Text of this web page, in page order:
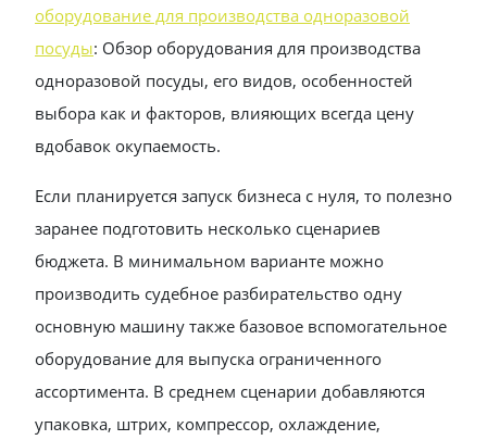
оборудование для производства одноразовой
посуды: Обзор оборудования для производства
одноразовой посуды, его видов, особенностей
выбора как и факторов, влияющих всегда цену
вдобавок окупаемость.
Если планируется запуск бизнеса с нуля, то полезно
заранее подготовить несколько сценариев
бюджета. В минимальном варианте можно
производить судебное разбирательство одну
основную машину также базовое вспомогательное
оборудование для выпуска ограниченного
ассортимента. В среднем сценарии добавляются
упаковка, штрих, компрессор, охлаждение,